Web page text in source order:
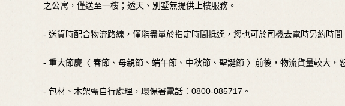
之公寓，僅送至一樓；透天、別墅無提供上樓服務。
- 送貨時配合物流路線，僅能盡量於指定時間抵達，您也可於司機去電時另約時間
- 重大節慶〈 春節、母親節、端午節、中秋節、聖誕節 〉前後，物流貨量較大，
- 包材、木架需自行處理，環保署電話：0800-085717。